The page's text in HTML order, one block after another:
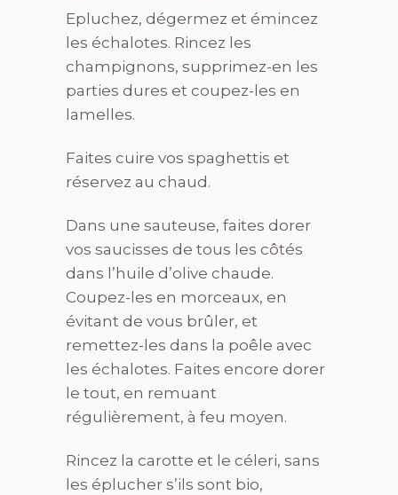
Epluchez, dégermez et émincez
les échalotes. Rincez les
champignons, supprimez-en les
parties dures et coupez-les en
lamelles.
Faites cuire vos spaghettis et
réservez au chaud.
Dans une sauteuse, faites dorer
vos saucisses de tous les côtés
dans l’huile d’olive chaude.
Coupez-les en morceaux, en
évitant de vous brûler, et
remettez-les dans la poêle avec
les échalotes. Faites encore dorer
le tout, en remuant
régulièrement, à feu moyen.
Rincez la carotte et le céleri, sans
les éplucher s’ils sont bio,